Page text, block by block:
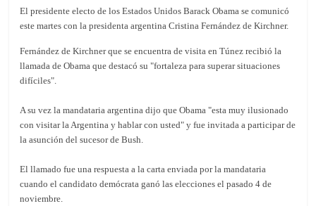
El presidente electo de los Estados Unidos Barack Obama se comunicó
este martes con la presidenta argentina Cristina Fernández de Kirchner.
Fernández de Kirchner que se encuentra de visita en Túnez recibió la
llamada de Obama que destacó su "fortaleza para superar situaciones
difíciles".
A su vez la mandataria argentina dijo que Obama "esta muy ilusionado
con visitar la Argentina y hablar con usted" y fue invitada a participar de
la asunción del sucesor de Bush.
El llamado fue una respuesta a la carta enviada por la mandataria
cuando el candidato demócrata ganó las elecciones el pasado 4 de
noviembre.